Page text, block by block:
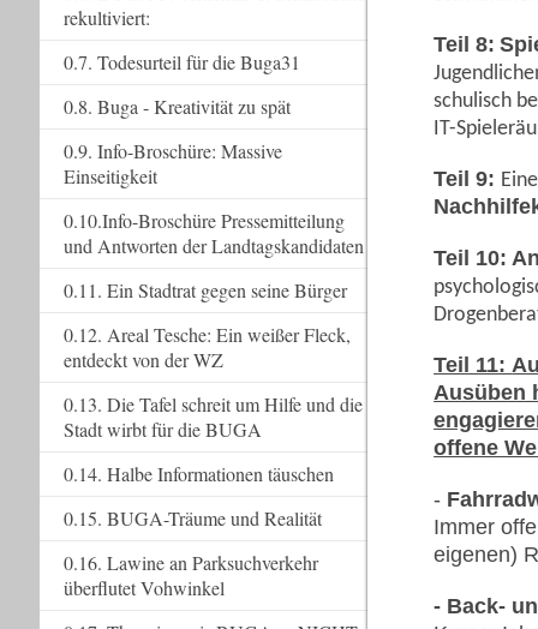
Teil 8:
schulisch
IT-
Teil 9:
Teil 10:
Teil 11:
Ausüben
offene
-
Immer
eigenen)
- Back-
rekultiviert:
0.7. Todesurteil für die Buga31
0.8. Buga - Kreativität zu spät
0.9. Info-Broschüre: Massive
Einseitigkeit
0.10.Info-Broschüre Pressemitteilung
und Antworten der Landtagskandidaten
0.11. Ein Stadtrat gegen seine Bürger
0.12. Areal Tesche: Ein weißer Fleck,
entdeckt von der WZ
0.13. Die Tafel schreit um Hilfe und die
Stadt wirbt für die BUGA
0.14. Halbe Informationen täuschen
0.15. BUGA-Träume und Realität
0.16. Lawine an Parksuchverkehr
überflutet Vohwinkel